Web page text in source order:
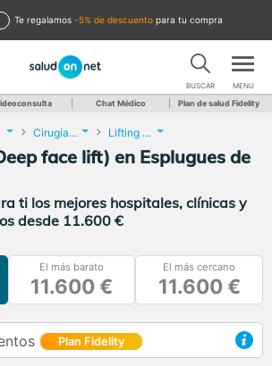
te regalamos -5% de descuento para tu compra
BUSCAR MENU
Chat Médico Plan de salud Fidelity
Cirugía Estética Lifting facial (Deep face lift)
face lift) en Esplugues de
ti los mejores hospitales, clínicas y
desde 11.600 €
El más barato
11.600 €
El más cercano
11.600 €
Plan Fidelity